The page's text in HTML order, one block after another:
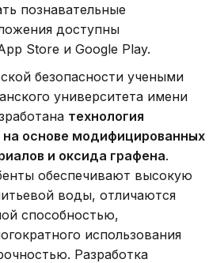
познавательные
доступны
Store и Google Play.
безопасности учеными
университета имени
технология
основе модифицированных
и оксида графена.
обеспечивают высокую
воды, отличаются
способностью,
использования
Разработка